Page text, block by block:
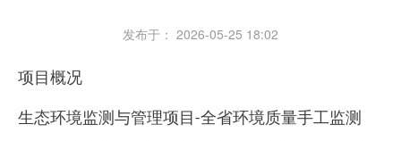
发布于： 2026-05-25 18:02
项目概况
生态环境监测与管理项目-全省环境质量手工监测